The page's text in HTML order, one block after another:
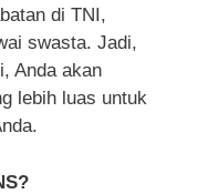
di TNI,
swasta. Jadi,
Anda akan
lebih luas untuk